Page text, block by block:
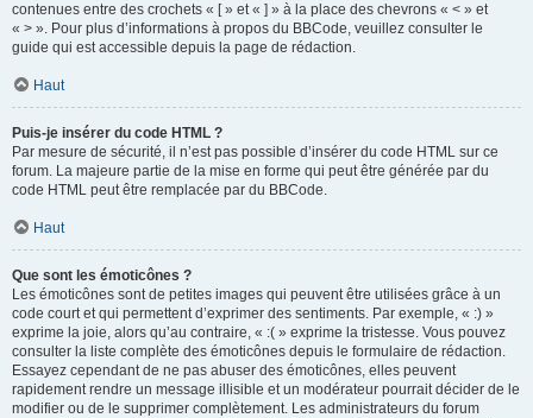
contenues entre des crochets « [ » et « ] » à la place des chevrons « < » et
« > ». Pour plus d’informations à propos du BBCode, veuillez consulter le
guide qui est accessible depuis la page de rédaction.
Haut
Puis-je insérer du code HTML ?
Par mesure de sécurité, il n’est pas possible d’insérer du code HTML sur ce
forum. La majeure partie de la mise en forme qui peut être générée par du
code HTML peut être remplacée par du BBCode.
Haut
Que sont les émoticônes ?
Les émoticônes sont de petites images qui peuvent être utilisées grâce à un
code court et qui permettent d’exprimer des sentiments. Par exemple, « :) »
exprime la joie, alors qu’au contraire, « :( » exprime la tristesse. Vous pouvez
consulter la liste complète des émoticônes depuis le formulaire de rédaction.
Essayez cependant de ne pas abuser des émoticônes, elles peuvent
rapidement rendre un message illisible et un modérateur pourrait décider de le
modifier ou de le supprimer complètement. Les administrateurs du forum